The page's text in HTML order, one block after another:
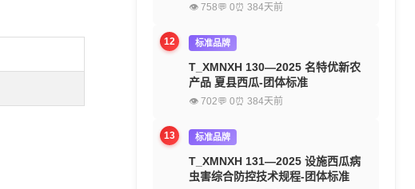
👁 758💬 0⏰ 384天前
12 标准品牌
T_XMNXH 130—2025 名特优新农
产品 夏县西瓜-团体标准
👁 702💬 0⏰ 384天前
13 标准品牌
T_XMNXH 131—2025 设施西瓜病
虫害综合防控技术规程-团体标准